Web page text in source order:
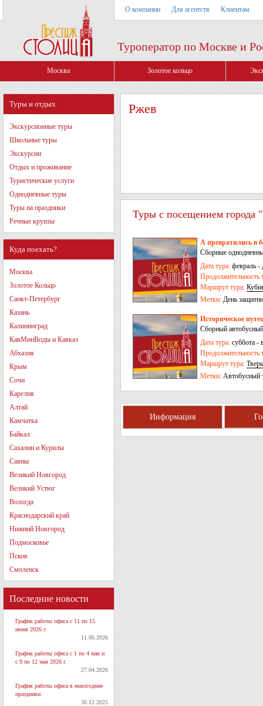
О компании Для агентств Клиентам
Туроператор по Москве и
Москва Золотое кольцо
Туры и отдых
Экскурсионные туры
Школьные туры
Экскурсии
Отдых и проживание
Туристические услуги
Однодневные туры
Туры на праздники
Речные круизы
Куда поехать?
Москва
Золотое Кольцо
Санкт-Петербург
Казань
Калининград
КавМинВоды и Кавказ
Абхазия
Крым
Сочи
Карелия
Алтай
Камчатка
Байкал
Сахалин и Курилы
Саяны
Великий Новгород
Великий Устюг
Вологда
Краснодарский край
Нижний Новгород
Подмосковье
Псков
Смоленск
Последние новости
График работы офиса с 11 по 15
июня 2026 г.
11.06.2026
График работы офиса с 1 по 4 мая и
с 9 по 12 мая 2026 г.
27.04.2026
График работы офиса в новогодние
праздники
30.12.2025
Ржев
Туры с посещением города
А превратились в
Сборные
Дата тура: февраль -
Продолжительность
Маршрут тура:
Метки: День
Историческое
Сборный
Дата тура: суббота -
Продолжительность
Маршрут тура: Тверь
Метки: Автобусный
Информация